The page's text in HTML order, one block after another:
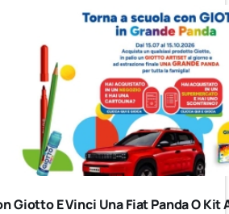
Giotto E Vinci Una Fiat Panda O